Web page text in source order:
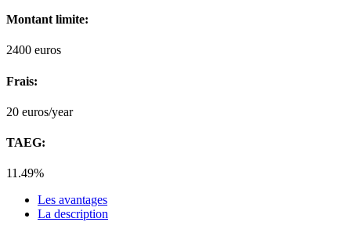
Montant limite:
2400 euros
Frais:
20 euros/year
TAEG:
11.49%
Les avantages
La description